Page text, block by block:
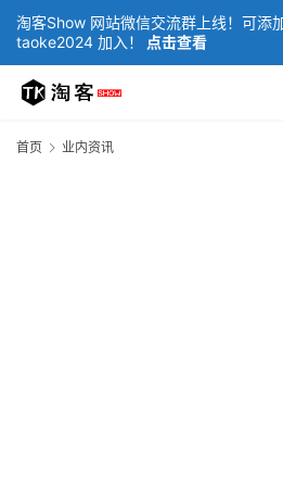
淘客Show 网站微信交流群上线！可添
taoke2024 加入！
点击查看
首页 业内资讯